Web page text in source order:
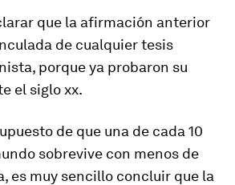
que la afirmación anterior
de cualquier tesis
porque ya probaron su
el siglo xx.
de que una de cada 10
sobrevive con menos de
es muy sencillo concluir que la